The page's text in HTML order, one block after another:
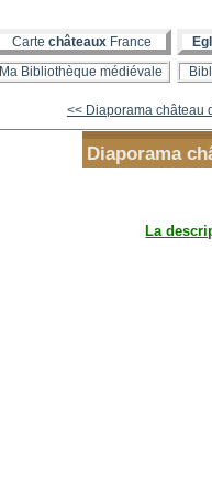
Carte châteauxFrance
Ma Bibliothèque médiévale
<< Diaporama château
Diaporama
La